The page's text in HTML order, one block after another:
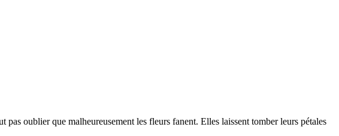
oublier que malheureusement les fleurs fanent. Elles laissent tomber leurs pétales